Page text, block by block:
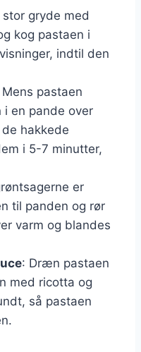
stor gryde med
kog pastaen i
indtil den
Mens pastaen
i en pande over
hakkede
i 5-7 minutter,
er
til panden og rør
varm og blandes
: Dræn pastaen
med ricotta og
så pastaen